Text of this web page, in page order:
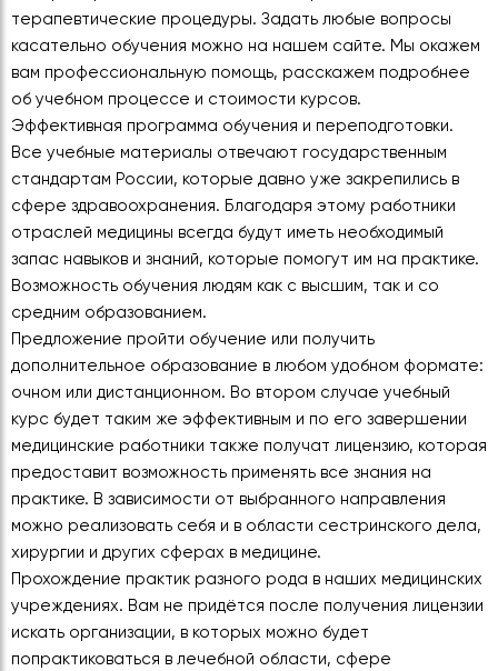
терапевтические процедуры. Задать любые вопросы
касательно обучения можно на нашем сайте. Мы окажем
вам профессиональную помощь, расскажем подробнее
об учебном процессе и стоимости курсов.
Эффективная программа обучения и переподготовки.
Все учебные материалы отвечают государственным
стандартам России, которые давно уже закрепились в
сфере здравоохранения. Благодаря этому работники
отраслей медицины всегда будут иметь необходимый
запас навыков и знаний, которые помогут им на практике.
Возможность обучения людям как с высшим, так и со
средним образованием.
Предложение пройти обучение или получить
дополнительное образование в любом удобном формате:
очном или дистанционном. Во втором случае учебный
курс будет таким же эффективным и по его завершении
медицинские работники также получат лицензию, которая
предоставит возможность применять все знания на
практике. В зависимости от выбранного направления
можно реализовать себя и в области сестринского дела,
хирургии и других сферах в медицине.
Прохождение практик разного рода в наших медицинских
учреждениях. Вам не придётся после получения лицензии
искать организации, в которых можно будет
попрактиковаться в лечебной области, сфере